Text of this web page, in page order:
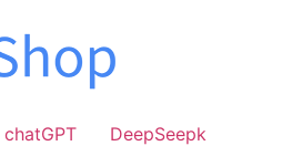
chatGPT
DeepSeepk